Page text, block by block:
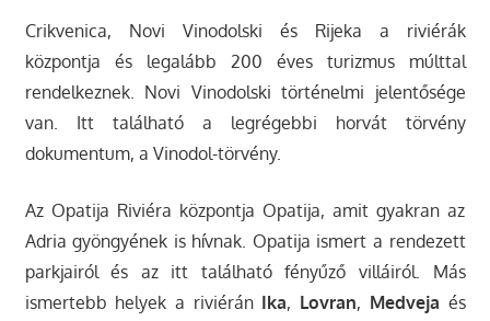
Crikvenica, Novi Vinodolski és Rijeka a riviérák
központja és legalább 200 éves turizmus múlttal
rendelkeznek. Novi Vinodolski történelmi jelentősége
van. Itt található a legrégebbi horvát törvény
dokumentum, a Vinodol-törvény.
Az Opatija Riviéra központja Opatija, amit gyakran az
Adria gyöngyének is hívnak. Opatija ismert a rendezett
parkjairól és az itt található fényűző villáiról. Más
ismertebb helyek a riviérán Ika, Lovran, Medveja és